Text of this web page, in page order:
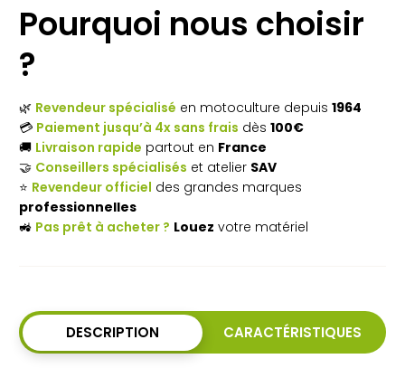
Broyeur
végétaux
thermique
STIHL
GH
370
S - Ø
Pourquoi nous choisir
?
🌿 Revendeur spécialisé en motoculture depuis 1964
💳 Paiement jusqu’à 4x sans frais dès 100€
🚚 Livraison rapide partout en France
🤝 Conseillers spécialisés et atelier SAV
⭐ Revendeur officiel des grandes marques
professionnelles
🚜 Pas prêt à acheter ? Louez votre matériel
DESCRIPTION CARACTÉRISTIQUES